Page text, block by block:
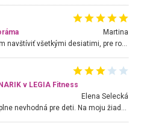
Martina
Nádherné miesto ktoré odporúčam navštíviť všetkými desiatimi, pre rodiny s deťmi, dôchodcom... Proste a jednoducho ozaj rozprávkový les.. určite ešte prídeme. Odniesli sme si na pamiatku krásne tričká,
v LEGIA Fitness
Elena Selecká